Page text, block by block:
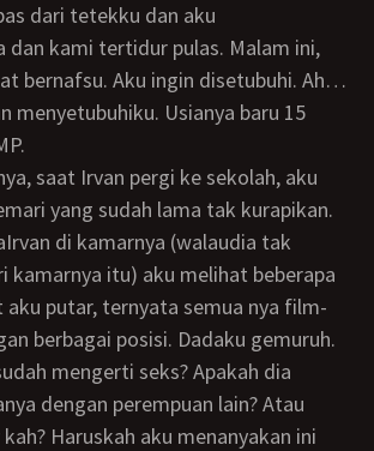
dari tetekku dan aku
dan kami tertidur pulas. Malam ini,
bernafsu. Aku ingin disetubuhi. Ah…
menyetubuhiku. Usianya baru 15
yang sudah lama tak kurapikan.
di kamarnya (walaudia tak
kamarnya itu) aku melihat beberapa
aku putar, ternyata semua nya film-
berbagai posisi. Dadaku gemuruh.
dengan perempuan lain? Atau
Haruskah aku menanyakan ini